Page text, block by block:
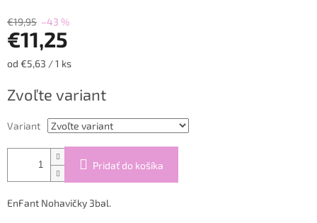
€19,95 –43 %
€11,25
Jednotková
od €5,63 / 1 ks
Zvoľte variant
Variant
Pridať do košíka
EnFant Nohavičky 3bal.